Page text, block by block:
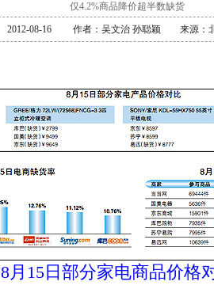
仅4.2%商品降价超半数缺货
2012-08-16 作者：吴文治 孙聪颖 来源：
8月15日部分家电商品价格